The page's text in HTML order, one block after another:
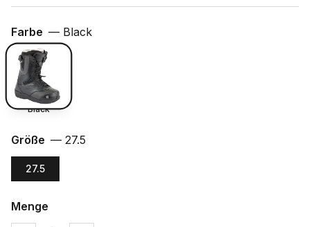
Farbe — Black
Black
Größe — 27.5
27.5
Menge